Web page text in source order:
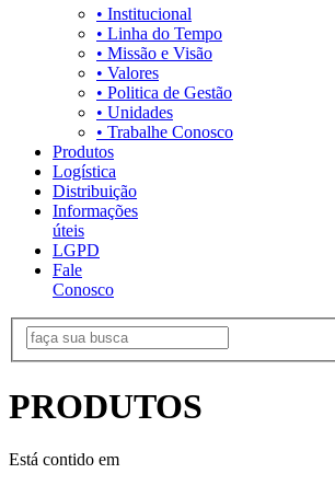
• Institucional
• Linha do Tempo
• Missão e Visão
• Valores
• Politica de Gestão
• Unidades
• Trabalhe Conosco
Produtos
Logística
Distribuição
Informações
úteis
LGPD
Fale
Conosco
PRODUTOS
Está contido em